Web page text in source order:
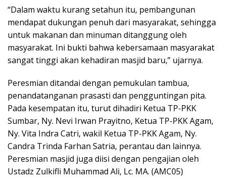
“Dalam waktu kurang setahun itu, pembangunan
mendapat dukungan penuh dari masyarakat, sehingga
untuk makanan dan minuman ditanggung oleh
masyarakat. Ini bukti bahwa kebersamaan masyarakat
sangat tinggi akan kehadiran masjid baru,” ujarnya.
Peresmian ditandai dengan pemukulan tambua,
penandatanganan prasasti dan pengguntingan pita.
Pada kesempatan itu, turut dihadiri Ketua TP-PKK
Sumbar, Ny. Nevi Irwan Prayitno, Ketua TP-PKK Agam,
Ny. Vita Indra Catri, wakil Ketua TP-PKK Agam, Ny.
Candra Trinda Farhan Satria, perantau dan lainnya.
Peresmian masjid juga diisi dengan pengajian oleh
Ustadz Zulkifli Muhammad Ali, Lc. MA. (AMC05)